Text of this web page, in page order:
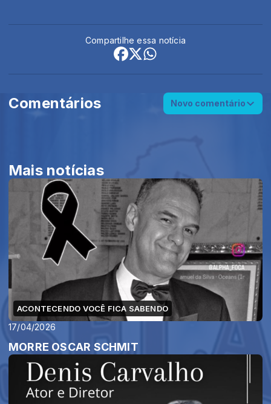
Compartilhe essa notícia
Comentários Novo comentário
Mais notícias
ACONTECENDO VOCÊ FICA SABENDO
17/04/2026
MORRE OSCAR SCHMIT